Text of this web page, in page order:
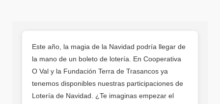
Este año, la magia de la Navidad podría llegar de
la mano de un boleto de lotería. En Cooperativa
O Val y la Fundación Terra de Trasancos ya
tenemos disponibles nuestras participaciones de
Lotería de Navidad. ¿Te imaginas empezar el